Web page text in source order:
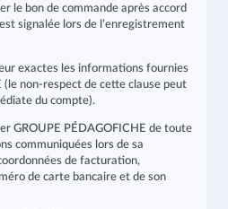
le bon de commande après accord
signalée lors de l’enregistrement
exactes les informations fournies
(le non-respect de cette clause peut
du compte).
GROUPE PÉDAGOFICHE de toute
communiquées lors de sa
de facturation,
de carte bancaire et de son